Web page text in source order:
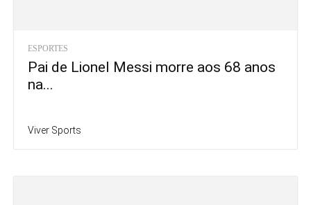
ESPORTES
Pai de Lionel Messi morre aos 68 anos
na...
Viver Sports